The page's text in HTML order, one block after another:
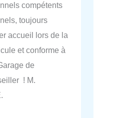
compétents
toujours
accueil lors de la
et conforme à
de
! M.